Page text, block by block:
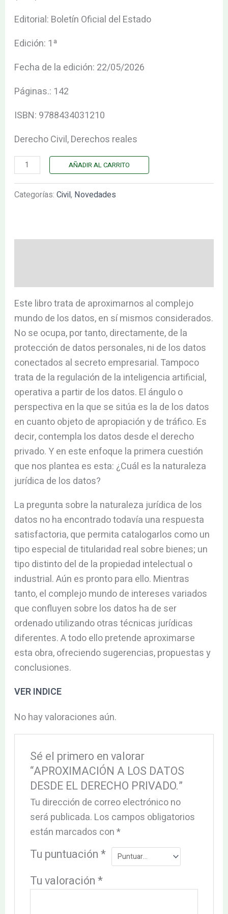
Editorial: Boletín Oficial del Estado
Edición: 1ª
Fecha de la edición: 22/05/2026
Páginas.: 142
ISBN: 9788434031210
Derecho Civil, Derechos reales
AÑADIR AL CARRITO
Categorías: Civil, Novedades
Este libro trata de aproximarnos al complejo
mundo de los datos, en sí mismos considerados.
No se ocupa, por tanto, directamente, de la
protección de datos personales, ni de los datos
conectados al secreto empresarial. Tampoco
trata de la regulación de la inteligencia artificial,
operativa a partir de los datos. El ángulo o
perspectiva en la que se sitúa es la de los datos
en cuanto objeto de apropiación y de tráfico. Es
decir, contempla los datos desde el derecho
privado. Y en este enfoque la primera cuestión
que nos plantea es esta: ¿Cuál es la naturaleza
jurídica de los datos?
La pregunta sobre la naturaleza jurídica de los
datos no ha encontrado todavía una respuesta
satisfactoria, que permita catalogarlos como un
tipo especial de titularidad real sobre bienes; un
tipo distinto del de la propiedad intelectual o
industrial. Aún es pronto para ello. Mientras
tanto, el complejo mundo de intereses variados
que confluyen sobre los datos ha de ser
ordenado utilizando otras técnicas jurídicas
diferentes. A todo ello pretende aproximarse
esta obra, ofreciendo sugerencias, propuestas y
conclusiones.
VER INDICE
No hay valoraciones aún.
Sé el primero en valorar
“APROXIMACIÓN A LOS DATOS
DESDE EL DERECHO PRIVADO.”
Tu dirección de correo electrónico no
será publicada. Los campos obligatorios
están marcados con*
Tu puntuación*
Tu valoración*